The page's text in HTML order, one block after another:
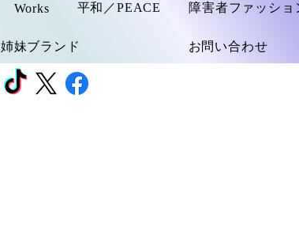
Works 平和／PEACE 障害者ファッショ
姉妹ブランド お問い合わせ